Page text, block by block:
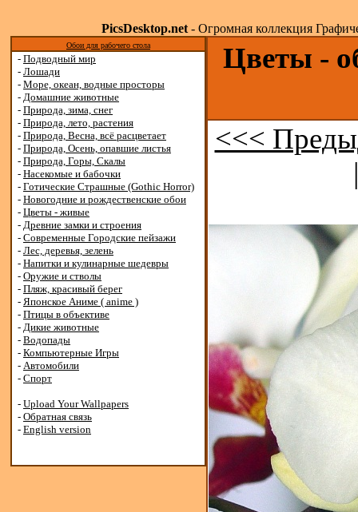
PicsDesktop.net- Огромная коллекция
Обои для рабочего стола
- Подводный мир
- Лошади
- Море, океан, водные просторы
- Домашние животные
- Природа, зима, снег
- Природа, лето, растения
- Природа, Весна, всё расцветает
- Природа, Осень, опавшие листья
- Природа, Горы, Скалы
- Насекомые и бабочки
- Готические Страшные (Gothic Horror)
- Новогодние и рождественские обои
- Цветы - живые
- Древние замки и строения
- Современные Городские пейзажи
- Лес, деревья, зелень
- Напитки и кулинарные шедевры
- Оружие и стволы
- Пляж, красивый берег
- Японское Аниме ( anime )
- Птицы в объективе
- Дикие животные
- Водопады
- Компьютерные Игры
- Автомобили
- Спорт
- Upload Your Wallpapers
- Обратная связь
- English version
Цветы -
<<<